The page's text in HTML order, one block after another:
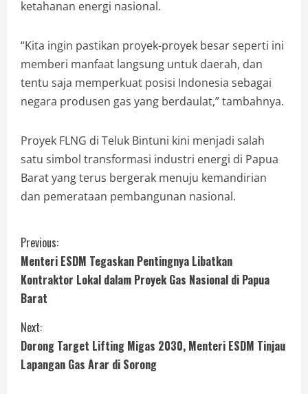
ketahanan energi nasional.
“Kita ingin pastikan proyek-proyek besar seperti ini
memberi manfaat langsung untuk daerah, dan
tentu saja memperkuat posisi Indonesia sebagai
negara produsen gas yang berdaulat,” tambahnya.
Proyek FLNG di Teluk Bintuni kini menjadi salah
satu simbol transformasi industri energi di Papua
Barat yang terus bergerak menuju kemandirian
dan pemerataan pembangunan nasional.
Previous:
Menteri ESDM Tegaskan Pentingnya Libatkan
Kontraktor Lokal dalam Proyek Gas Nasional di Papua
Barat
Next:
Dorong Target Lifting Migas 2030, Menteri ESDM Tinjau
Lapangan Gas Arar di Sorong